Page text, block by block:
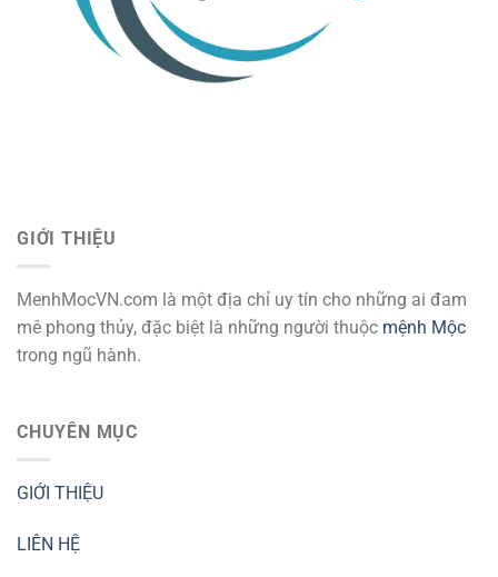
GIỚI THIỆU
MenhMocVN.com là một địa chỉ uy tín cho những ai đam
mê phong thủy, đặc biệt là những người thuộc mệnh Mộc
trong ngũ hành.
CHUYÊN MỤC
GIỚI THIỆU
LIÊN HỆ